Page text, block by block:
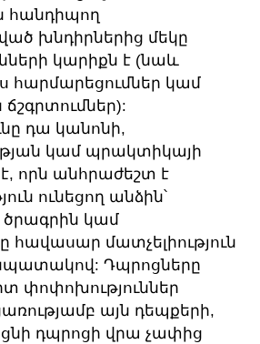
հանդիպող
խնդիրներից մեկը
կարիքն է (նաև
հարմարեցումներ կամ
դա կանոնի,
կամ պրակտիկայի
որն անհրաժեշտ է
ունեցող անձին՝
ծրագրին կամ
հավասար մատչելիություն
Դպրոցները
փոփոխություններ
այն դեպքերի,
դպրոցի վրա չափից